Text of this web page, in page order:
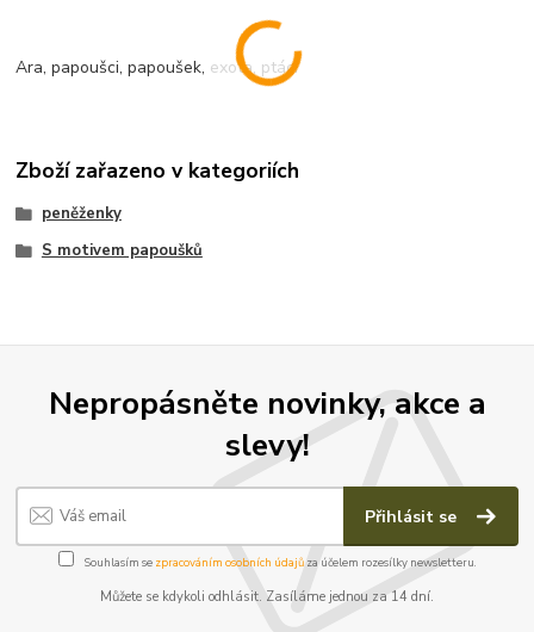
Ara, papoušci, papoušek, exota, ptáci
Zboží zařazeno v kategoriích
peněženky
S motivem papoušků
Nepropásněte novinky, akce a
slevy!
Přihlásit se
Souhlasím se zpracováním osobních údajůza účelem rozesílky newsletteru.
Můžete se kdykoli odhlásit. Zasíláme jednou za 14 dní.